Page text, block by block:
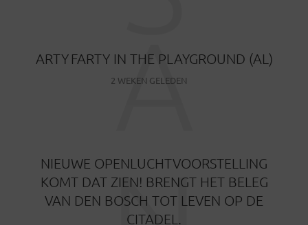
ARTY FARTY IN THE PLAYGROUND (AL)
2 WEKEN GELEDEN
A
NIEUWE OPENLUCHTVOORSTELLING
KOMT DAT ZIEN! BRENGT HET BELEG
VAN DEN BOSCH TOT LEVEN OP DE
CITADEL.